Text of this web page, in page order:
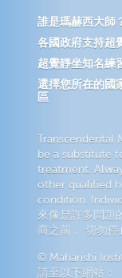
誰是瑪赫西大師
各國政府支持超
超覺靜坐知名練
選擇您所在的國
區
Transcendental
be a substitute
treatment.
other qualified
condition.
來像是許多問題
商之前， 切勿停
© Maharishi
請至以下網站：